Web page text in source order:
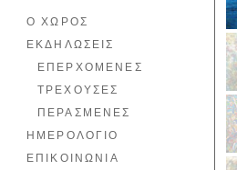
Ο ΧΩΡΟΣ
ΕΚΔΗΛΩΣΕΙΣ
ΕΠΕΡΧΟΜΕΝΕΣ
ΤΡΕΧΟΥΣΕΣ
ΠΕΡΑΣΜΕΝΕΣ
ΗΜΕΡΟΛΟΓΙΟ
ΕΠΙΚΟΙΝΩΝΙΑ